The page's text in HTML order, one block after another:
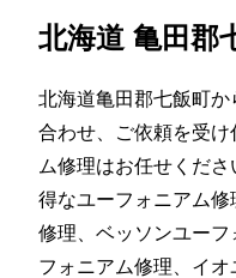
北海道 亀田郡
北海道亀田郡七飯町
合わせ、ご依頼を受
ム修理はお任せくだ
得なユーフォニアム
修理、ベッソンユー
フォニアム修理、イ